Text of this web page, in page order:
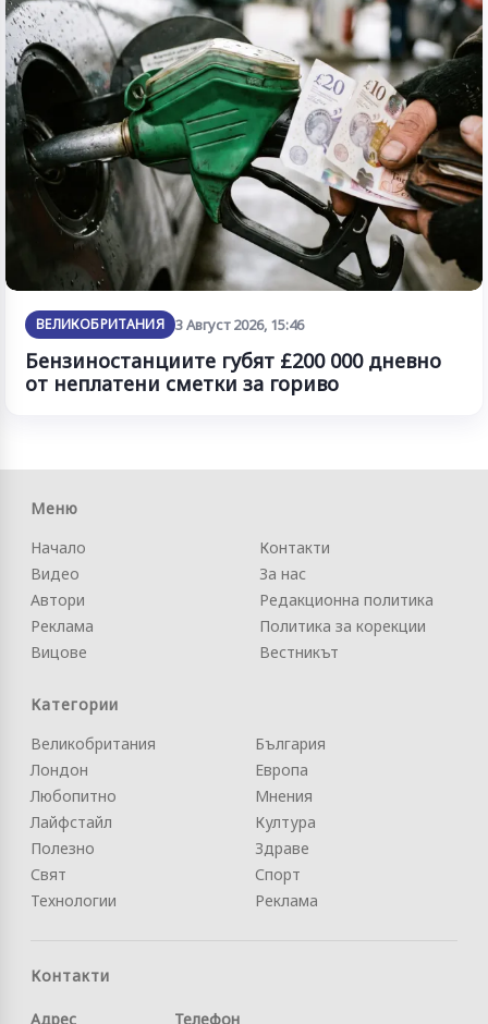
ВЕЛИКОБРИТАНИЯ 3 Август 2026, 15:46
Бензиностанциите губят £200 000 дневно
от неплатени сметки за гориво
Меню
Начало
Видео
Автори
Реклама
Вицове
Контакти
За нас
Редакционна политика
Политика за корекции
Вестникът
Категории
Великобритания
Лондон
Любопитно
Лайфстайл
Полезно
Свят
Технологии
България
Европа
Мнения
Култура
Здраве
Спорт
Реклама
Контакти
Адрес Телефон